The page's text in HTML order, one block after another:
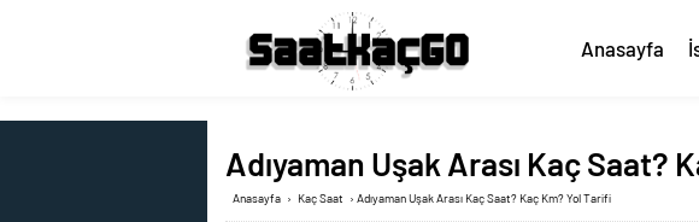
Anasayfa
Adıyaman Uşak Arası Kaç Saat?
Anasayfa › Kaç Saat › Adıyaman Uşak Arası Kaç Saat? Kaç Km? Yol Tarifi